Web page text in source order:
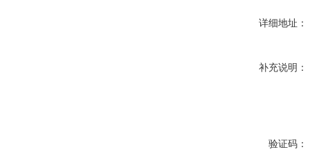
详细地址：
补充说明：
验证码：